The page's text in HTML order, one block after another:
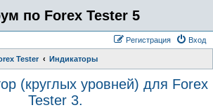
по Forex Tester 5
Вход
Регистрация
Tester Индикаторы
(круглых уровней) для Forex
Tester 3.